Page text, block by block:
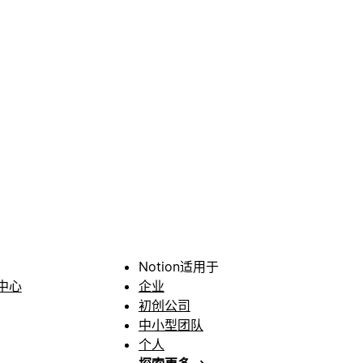
心
Notion适用于
企业
初创公司
中小型团队
个人